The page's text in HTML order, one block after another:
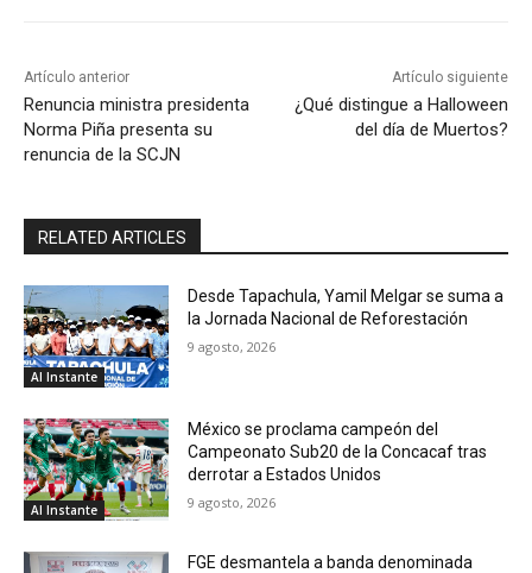
Artículo anterior
Renuncia ministra presidenta
Norma Piña presenta su
renuncia de la SCJN
Artículo siguiente
¿Qué distingue a Halloween
del día de Muertos?
RELATED ARTICLES
Al Instante
Desde Tapachula, Yamil Melgar se suma a
la Jornada Nacional de Reforestación
9 agosto, 2026
Al Instante
México se proclama campeón del
Campeonato Sub20 de la Concacaf tras
derrotar a Estados Unidos
9 agosto, 2026
FGE desmantela a banda denominada